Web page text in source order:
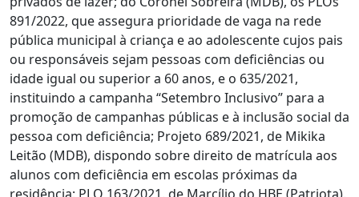
891/2022, que assegura prioridade de vaga na rede
pública municipal à criança e ao adolescente cujos pais
ou responsáveis sejam pessoas com deficiências ou
idade igual ou superior a 60 anos, e o 635/2021,
instituindo a campanha “Setembro Inclusivo” para a
promoção de campanhas públicas e à inclusão social da
pessoa com deficiência; Projeto 689/2021, de Mikika
Leitão (MDB), dispondo sobre direito de matrícula aos
alunos com deficiência em escolas próximas da
residência; PLO 163/2021, de Marcílio do HBE (Patriota),